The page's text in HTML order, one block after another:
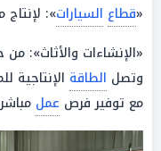
«قطاع السيارات»: لإنتاج
«الإنشاءات والأثاث»: من
وتصل الطاقة
مع توفير فرص عمل